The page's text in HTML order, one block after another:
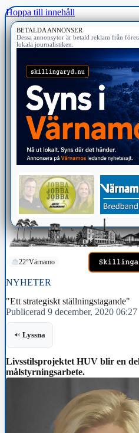
Hoppa till innehåll
BETALDA ANNONSER
Dessa annonsytor är betald reklam från
lokala journalistiken.
22°Värnamo
NYHETER
"Ett strategiskt ställningstagande"
Publicerad 9 december, 2020 06:27
Lyssna
Livsstilsprojektet HUV blir en
målstyrningsarbete.